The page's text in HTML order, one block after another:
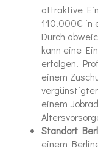
attraktive
110.000€ in
Durch
kann eine
erfolgen.
einem
einem
Standort
einem